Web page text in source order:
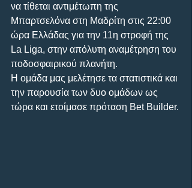
να τίθεται αντιμέτωπη της
Μπαρτσελόνα στη Μαδρίτη στις 22:00
ώρα Ελλάδας για την 11η στροφή της
La Liga, στην απόλυτη αναμέτρηση του
ποδοσφαιρικού πλανήτη.
Η ομάδα μας μελέτησε τα στατιστικά και
την παρουσία των δυο ομάδων ως
τώρα και ετοίμασε πρόταση Bet Builder.